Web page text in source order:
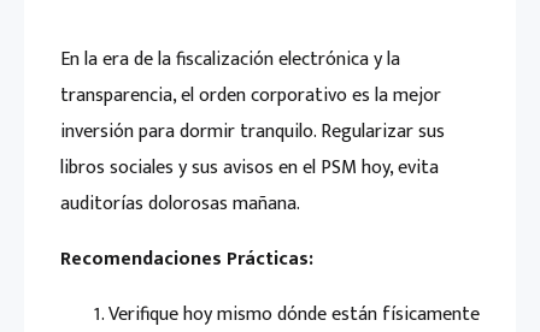
En la era de la fiscalización electrónica y la
transparencia, el orden corporativo es la mejor
inversión para dormir tranquilo. Regularizar sus
libros sociales y sus avisos en el PSM hoy, evita
auditorías dolorosas mañana.
Recomendaciones Prácticas:
Verifique hoy mismo dónde están físicamente